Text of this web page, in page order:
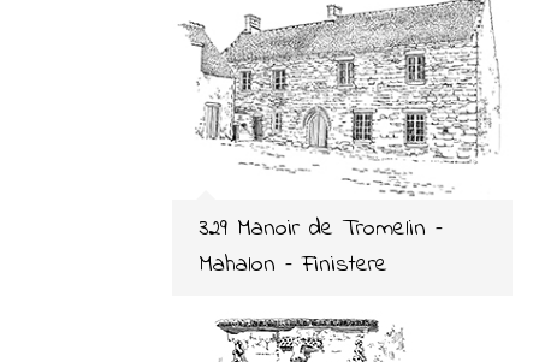
329 Manoir de Tromelin –
Mahalon – Finistere